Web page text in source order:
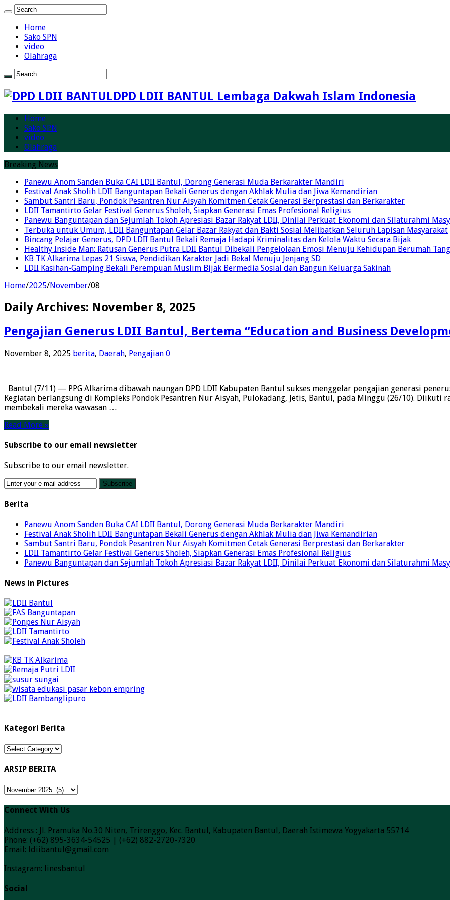
Home
Sako SPN
video
Olahraga
DPD LDII BANTUL Lembaga Dakwah Islam Indonesia
Home
Sako SPN
video
Olahraga
Breaking News
Panewu Anom Sanden Buka CAI LDII Bantul, Dorong Generasi Muda Berkarakter Mandiri
Festival Anak Sholih LDII Banguntapan Bekali Generus dengan Akhlak Mulia dan Jiwa Kemandirian
Sambut Santri Baru, Pondok Pesantren Nur Aisyah Komitmen Cetak Generasi Berprestasi dan Berkarakter
LDII Tamantirto Gelar Festival Generus Sholeh, Siapkan Generasi Emas Profesional Religius
Panewu Banguntapan dan Sejumlah Tokoh Apresiasi Bazar Rakyat LDII, Dinilai Perkuat Ekonomi dan Silaturahmi
Terbuka untuk Umum, LDII Banguntapan Gelar Bazar Rakyat dan Bakti Sosial Melibatkan Seluruh Lapisan Masyarakat
Bincang Pelajar Generus, DPD LDII Bantul Bekali Remaja Hadapi Kriminalitas dan Kelola Waktu Secara Bijak
Healthy Inside Man: Ratusan Generus Putra LDII Bantul Dibekali Pengelolaan Emosi Menuju Kehidupan Berumah
KB TK Alkarima Lepas 21 Siswa, Pendidikan Karakter Jadi Bekal Menuju Jenjang SD
LDII Kasihan-Gamping Bekali Perempuan Muslim Bijak Bermedia Sosial dan Bangun Keluarga Sakinah
Home/2025/November/08
Daily Archives: November 8, 2025
Pengajian Generus LDII Bantul, Bertema “Education and Business
November 8, 2025 berita, Daerah, Pengajian 0
Bantul (7/11) — PPG Alkarima dibawah naungan DPD LDII Kabupaten Bantul sukses menggelar pengajian generasi
Kegiatan berlangsung di Kompleks Pondok Pesantren Nur Aisyah, Pulokadang, Jetis, Bantul, pada Minggu (26/10). Diikuti
membekali mereka wawasan …
Read More »
Subscribe to our email newsletter
Subscribe to our email newsletter.
Berita
Panewu Anom Sanden Buka CAI LDII Bantul, Dorong Generasi Muda Berkarakter Mandiri
Festival Anak Sholih LDII Banguntapan Bekali Generus dengan Akhlak Mulia dan Jiwa Kemandirian
Sambut Santri Baru, Pondok Pesantren Nur Aisyah Komitmen Cetak Generasi Berprestasi dan Berkarakter
LDII Tamantirto Gelar Festival Generus Sholeh, Siapkan Generasi Emas Profesional Religius
Panewu Banguntapan dan Sejumlah Tokoh Apresiasi Bazar Rakyat LDII, Dinilai Perkuat Ekonomi dan Silaturahmi
News in Pictures
Kategori Berita
Kategori
ARSIP BERITA
ARSIP
Connect With Us
Address : Jl. Pramuka No.30 Niten, Trirenggo, Kec. Bantul, Kabupaten Bantul, Daerah Istimewa Yogyakarta 55714
Phone: (+62) 895-3634-54525 | (+62) 882-2720-7320
Email: ldiibantul@gmail.com
Instagram: linesbantul
Social